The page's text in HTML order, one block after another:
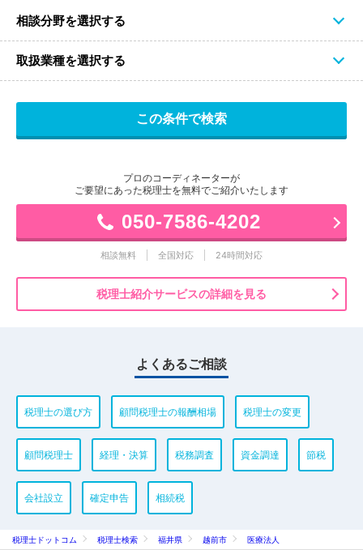
相談分野を選択する
取扱業種を選択する
プロのコーディネーターが
ご要望にあった税理士を無料でご紹介いたします
050-7586-4202
相談無料 全国対応 24時間対応
税理士紹介サービスの詳細を見る
よくあるご相談
税理士の選び方 顧問税理士の報酬相場 税理士の変更
顧問税理士 経理・決算 税務調査 資金調達 節税
会社設立 確定申告 相続税
税理士ドットコム 税理士検索 福井県 越前市 医療法人